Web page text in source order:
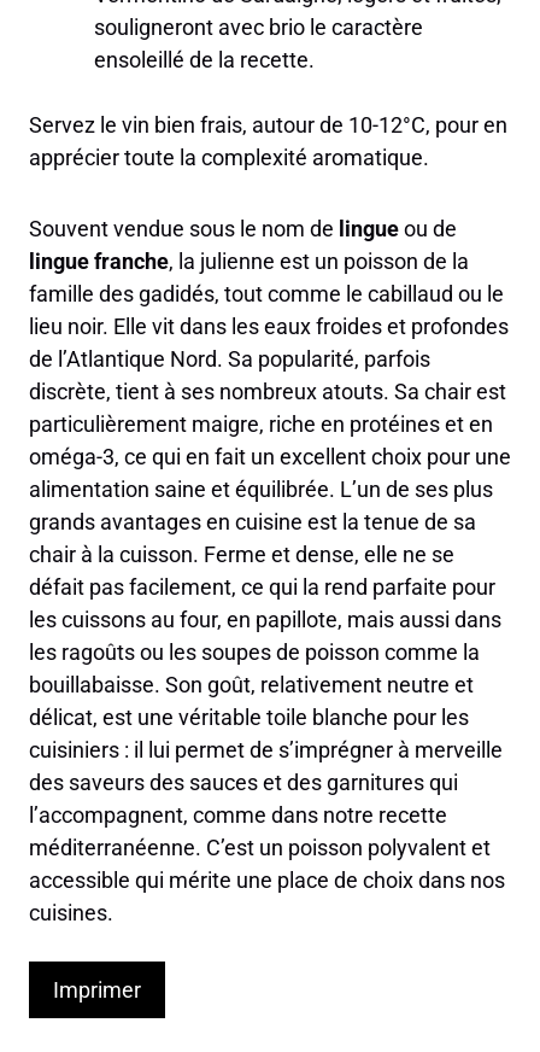
souligneront avec brio le caractère
ensoleillé de la recette.
Servez le vin bien frais, autour de 10-12°C, pour en
apprécier toute la complexité aromatique.
Souvent vendue sous le nom de lingueou de
lingue franche, la julienne est un poisson de la
famille des gadidés, tout comme le cabillaud ou le
lieu noir. Elle vit dans les eaux froides et profondes
de l’Atlantique Nord. Sa popularité, parfois
discrète, tient à ses nombreux atouts. Sa chair est
particulièrement maigre, riche en protéines et en
oméga-3, ce qui en fait un excellent choix pour une
alimentation saine et équilibrée. L’un de ses plus
grands avantages en cuisine est la tenue de sa
chair à la cuisson. Ferme et dense, elle ne se
défait pas facilement, ce qui la rend parfaite pour
les cuissons au four, en papillote, mais aussi dans
les ragoûts ou les soupes de poisson comme la
bouillabaisse. Son goût, relativement neutre et
délicat, est une véritable toile blanche pour les
cuisiniers : il lui permet de s’imprégner à merveille
des saveurs des sauces et des garnitures qui
l’accompagnent, comme dans notre recette
méditerranéenne. C’est un poisson polyvalent et
accessible qui mérite une place de choix dans nos
cuisines.
Imprimer